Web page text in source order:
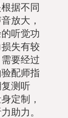
据不同
放大，
听觉功
失有较
要经过
配师指
测听
定制，
助力。